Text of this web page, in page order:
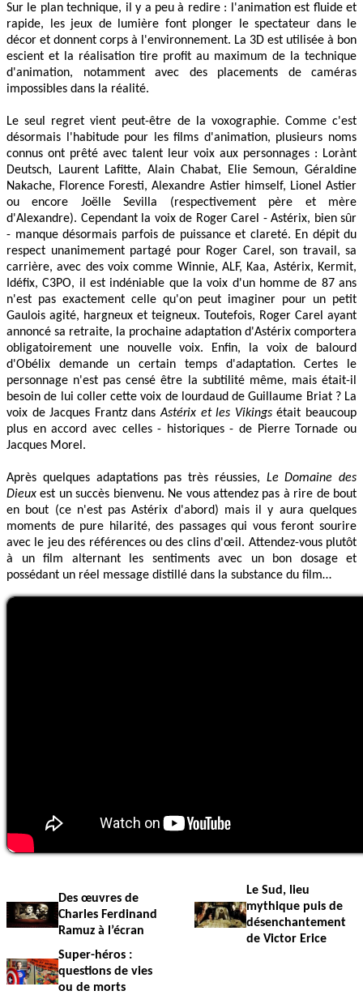
Sur le plan technique, il y a peu à redire : l'animation est fluide et
rapide, les jeux de lumière font plonger le spectateur dans le
décor et donnent corps à l'environnement. La 3D est utilisée à bon
escient et la réalisation tire profit au maximum de la technique
d'animation, notamment avec des placements de caméras
impossibles dans la réalité.
Le seul regret vient peut-être de la voxographie. Comme c'est
désormais l'habitude pour les films d'animation, plusieurs noms
connus ont prêté avec talent leur voix aux personnages : Lorànt
Deutsch, Laurent Lafitte, Alain Chabat, Elie Semoun, Géraldine
Nakache, Florence Foresti, Alexandre Astier himself, Lionel Astier
ou encore Joëlle Sevilla (respectivement père et mère
d'Alexandre). Cependant la voix de Roger Carel - Astérix, bien sûr
- manque désormais parfois de puissance et clareté. En dépit du
respect unanimement partagé pour Roger Carel, son travail, sa
carrière, avec des voix comme Winnie, ALF, Kaa, Astérix, Kermit,
Idéfix, C3PO, il est indéniable que la voix d'un homme de 87 ans
n'est pas exactement celle qu'on peut imaginer pour un petit
Gaulois agité, hargneux et teigneux. Toutefois, Roger Carel ayant
annoncé sa retraite, la prochaine adaptation d'Astérix comportera
obligatoirement une nouvelle voix. Enfin, la voix de balourd
d'Obélix demande un certain temps d'adaptation. Certes le
personnage n'est pas censé être la subtilité même, mais était-il
besoin de lui coller cette voix de lourdaud de Guillaume Briat ? La
voix de Jacques Frantz dansAstérix et les Vikingsétait beaucoup
plus en accord avec celles - historiques - de Pierre Tornade ou
Jacques Morel.
Après quelques adaptations pas très réussies, Le Domaine des
Dieux est un succès bienvenu. Ne vous attendez pas à rire de bout
en bout (ce n'est pas Astérix d'abord) mais il y aura quelques
moments de pure hilarité, des passages qui vous feront sourire
avec le jeu des références ou des clins d'œil. Attendez-vous plutôt
à un film alternant les sentiments avec un bon dosage et
possédant un réel message distillé dans la substance du film…
Des œuvres de
Charles Ferdinand
Ramuz à l’écran
Le Sud, lieu
mythique puis de
désenchantement
de Victor Erice
Super-héros :
questions de vies
ou de morts